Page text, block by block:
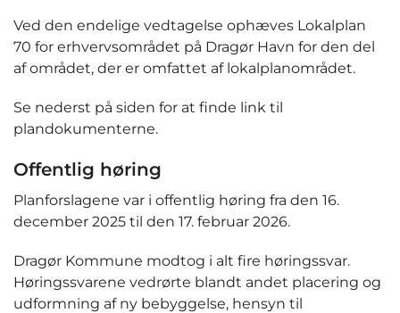
Ved den endelige vedtagelse ophæves Lokalplan
70 for erhvervsområdet på Dragør Havn for den del
af området, der er omfattet af lokalplanområdet.
Se nederst på siden for at finde link til
plandokumenterne.
Offentlig høring
Planforslagene var i offentlig høring fra den 16.
december 2025 til den 17. februar 2026.
Dragør Kommune modtog i alt fire høringssvar.
Høringssvarene vedrørte blandt andet placering og
udformning af ny bebyggelse, hensyn til